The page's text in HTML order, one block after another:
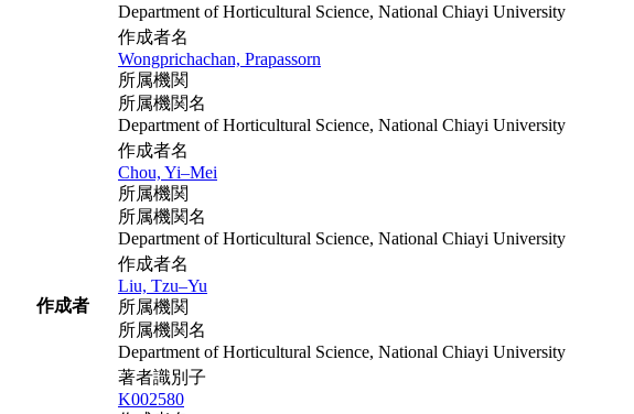
作成者
Department of Horticultural Science, National Chiayi University
作成者名
Wongprichachan, Prapassorn
所属機関
所属機関名
Department of Horticultural Science, National Chiayi University
作成者名
Chou, Yi–Mei
所属機関
所属機関名
Department of Horticultural Science, National Chiayi University
作成者名
Liu, Tzu–Yu
所属機関
所属機関名
Department of Horticultural Science, National Chiayi University
著者識別子
K002580